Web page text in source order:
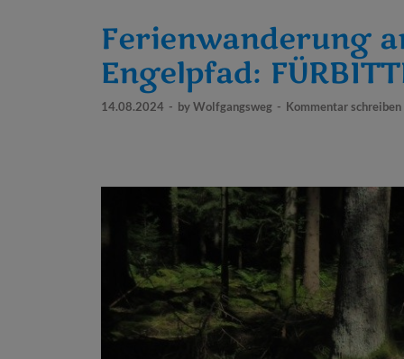
Ferienwanderung
Engelpfad:
14.08.2024 - byWolfgangsweg - Kommentar schreiben